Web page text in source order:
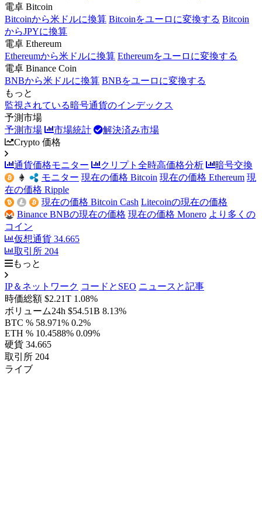
電卓 Bitcoin
Bitcoinから米ドルに換算 Bitcoinをユーロに変換する Bitcoin
からJPYに換算
電卓 Ethereum
Ethereumから米ドルに換算 Ethereumをユーロに変換する
電卓 Binance Coin
BNBから米ドルに換算 BNBをユーロに変換する
もっと
監視されている暗号通貨のインデックス
予測市場
予測市場
市場統計
解決済み市場
Crypto 価格
通貨価格モニター クリプト全時高価格分析
暗号交換
モニター 現在の価格 Bitcoin 現在の価格 Ethereum 現
在の価格 Ripple
現在の価格 Bitcoin Cash Litecoinの現在の価格
Binance BNBの現在の価格 現在の価格 Monero より多くの
コイン
仮想通貨 34.665
取引所 204
もっと
IP＆ネットワーク コードとSEO ニュースと記事
時価総額 $2.21T 1.08%
ボリューム24h $54.51B 8.13%
BTC % 58.971% 0.2%
ETH % 10.4588% 0.09%
硬貨 34.665
取引所 204
ライブ